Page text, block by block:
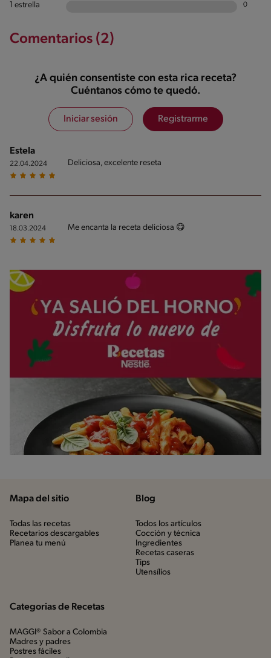
1 estrella 0
Comentarios (2)
¿A quién consentiste con esta rica receta?
Cuéntanos cómo te quedó.
Iniciar sesión Registrarme
Estela
22.04.2024 Deliciosa, excelente reseta
karen
18.03.2024 Me encanta la receta deliciosa 😋
Mapa del sitio
Todas las recetas
Recetarios descargables
Planea tu menú
Blog
Todos los artículos
Cocción y técnica
Ingredientes
Recetas caseras
Tips
Utensílios
Categorias de Recetas
MAGGI® Sabor a Colombia
Madres y padres
Postres fáciles